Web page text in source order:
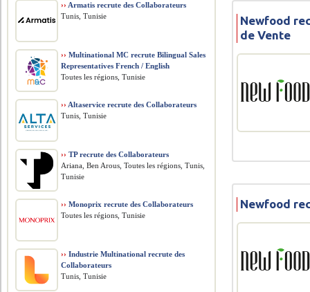
Newfood
de Vente
Newfood
›› Armatis recrute des Collaborateurs
Tunis, Tunisie
›› Multinational MC recrute Bilingual Sales
Representatives French / English
Toutes les régions, Tunisie
›› Altaservice recrute des Collaborateurs
Tunis, Tunisie
›› TP recrute des Collaborateurs
Ariana, Ben Arous, Toutes les régions, Tunis,
Tunisie
›› Monoprix recrute des Collaborateurs
Toutes les régions, Tunisie
›› Industrie Multinational recrute des
Collaborateurs
Tunis, Tunisie